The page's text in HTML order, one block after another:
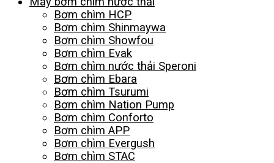
Bơm chìm HCP
Bơm chìm Shinmaywa
Bơm chìm Showfou
Bơm chìm Evak
Bơm chìm nước thải Speroni
Bơm chìm Ebara
Bơm chìm Tsurumi
Bơm chìm Nation Pump
Bơm chìm Conforto
Bơm chìm APP
Bơm chìm Evergush
Bơm chìm STAC